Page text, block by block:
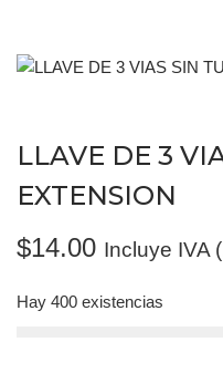
LLAVE DE 3
EXTENSION
$14.00 Incluye IVA
Hay 400 existencias